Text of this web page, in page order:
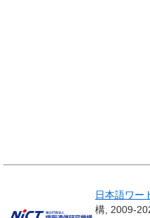
日本語ワー
構, 2009-